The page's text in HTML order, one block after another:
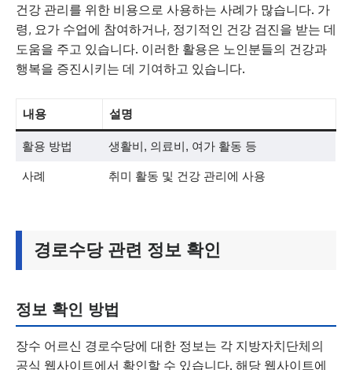
건강 관리를 위한 비용으로 사용하는 사례가 많습니다. 가
령, 요가 수업에 참여하거나, 정기적인 건강 검진을 받는 데
도움을 주고 있습니다. 이러한 활용은 노인분들의 건강과
행복을 증진시키는 데 기여하고 있습니다.
내용 설명
활용 방법 생활비, 의료비, 여가 활동 등
사례 취미 활동 및 건강 관리에 사용
경로수당 관련 정보 확인
정보 확인 방법
장수 어르신 경로수당에 대한 정보는 각 지방자치단체의
공식 웹사이트에서 확인할 수 있습니다. 해당 웹사이트에